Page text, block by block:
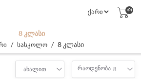
(0)
8 ᲙᲚᲐᲡᲘ
/ სასკოლო / 8 კლასი
ახალით რაოდენობა 8